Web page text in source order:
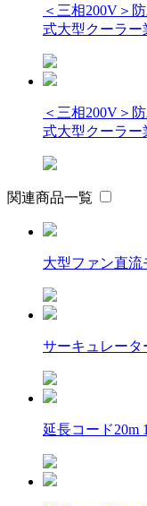
＜三相200V＞
式大型クーラー
＜三相200V＞
式大型クーラー
関連商品一覧
大型ファン直流
サーキュレータ
延長コード20m